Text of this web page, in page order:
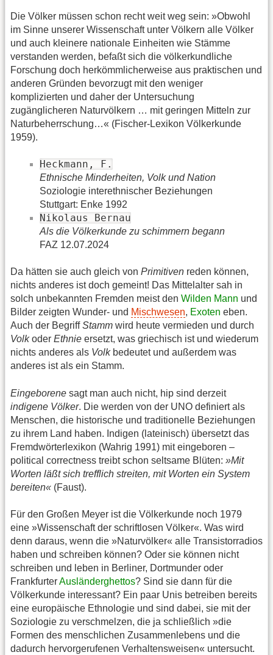
Die Völker müssen schon recht weit weg sein: »Obwohl
im Sinne unserer Wissenschaft unter Völkern alle Völker
und auch kleinere nationale Einheiten wie Stämme
verstanden werden, befaßt sich die völkerkundliche
Forschung doch herkömmlicherweise aus praktischen und
anderen Gründen bevorzugt mit den weniger
komplizierten und daher der Untersuchung
zugänglicheren Naturvölkern … mit geringen Mitteln zur
Naturbeherrschung…« (Fischer-Lexikon Völkerkunde
1959).
Heckmann, F.
Ethnische Minderheiten, Volk und Nation
Soziologie interethnischer Beziehungen
Stuttgart: Enke 1992
Nikolaus Bernau
Als die Völkerkunde zu schimmern begann
FAZ 12.07.2024
Da hätten sie auch gleich von Primitiven reden können,
nichts anderes ist doch gemeint! Das Mittelalter sah in
solch unbekannten Fremden meist den Wilden Mann und
Bilder zeigten Wunder- und Mischwesen, Exoten eben.
Auch der BegriffStamm wird heute vermieden und durch
Volkoder Ethnie ersetzt, was griechisch ist und wiederum
nichts anderes als Volkbedeutet und außerdem was
anderes ist als ein Stamm.
Eingeborene sagt man auch nicht, hip sind derzeit
indigene Völker. Die werden von der UNO definiert als
Menschen, die historische und traditionelle Beziehungen
zu ihrem Land haben. Indigen (lateinisch) übersetzt das
Fremdwörterlexikon (Wahrig 1991) mit eingeboren –
political correctness treibt schon seltsame Blüten: »Mit
Worten läßt sich trefflich streiten, mit Worten ein System
bereiten« (Faust).
Für den Großen Meyer ist die Völkerkunde noch 1979
eine »Wissenschaft der schriftlosen Völker«. Was wird
denn daraus, wenn die »Naturvölker« alle Transistorradios
haben und schreiben können? Oder sie können nicht
schreiben und leben in Berliner, Dortmunder oder
FrankfurterAusländerghettos? Sind sie dann für die
Völkerkunde interessant? Ein paar Unis betreiben bereits
eine europäische Ethnologie und sind dabei, sie mit der
Soziologie zu verschmelzen, die ja schließlich »die
Formen des menschlichen Zusammenlebens und die
dadurch hervorgerufenen Verhaltensweisen« untersucht.